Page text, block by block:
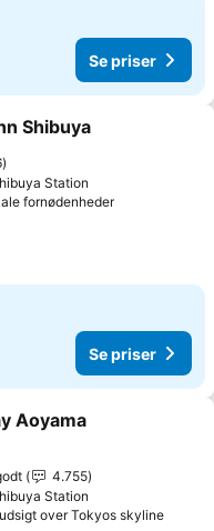
Se priser
favoritter
Shibuya
Station
fornødenhederSe priser
Se priser
favoritter
Aoyama
4.755
Station
over Tokyos skylineSe